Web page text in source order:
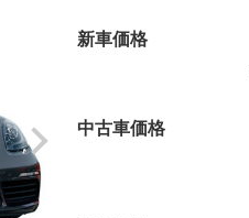
新車価格
中古車価格